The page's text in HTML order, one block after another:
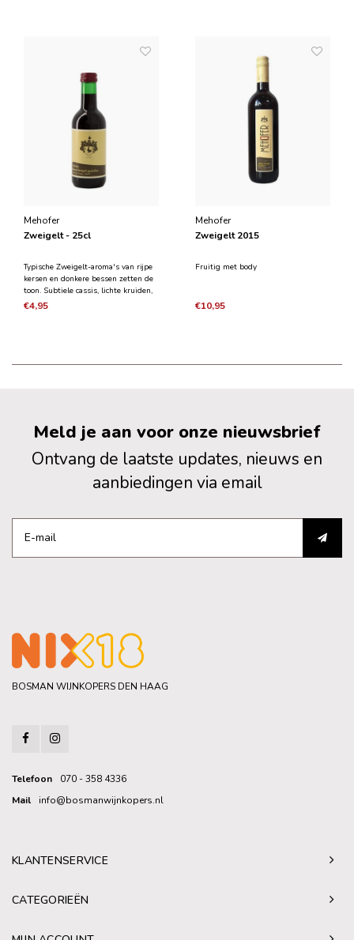
Mehofer
Zweigelt - 25cl
Typische Zweigelt-aroma's van rijpe
kersen en donkere bessen zetten de
toon. Subtiele cassis, lichte kruiden,
elegante structuur.Wat chocolade die
de drinkstroom verder
€4,95
Mehofer
Zweigelt 2015
Fruitig met body
€10,95
Meld je aan voor onze nieuwsbrief
Ontvang de laatste updates, nieuws en
aanbiedingen via email
BOSMAN WIJNKOPERS DEN HAAG
Telefoon
070 - 358 4336
Mail
info@bosmanwijnkopers.nl
KLANTENSERVICE
CATEGORIEËN